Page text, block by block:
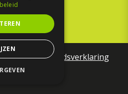
Toegankelijkheidsverklaring